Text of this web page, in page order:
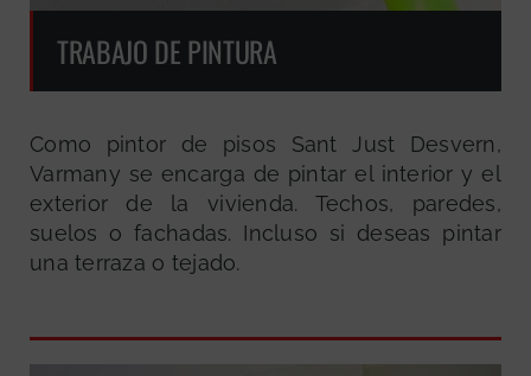
TRABAJO DE PINTURA
Como pintor de pisos Sant Just Desvern,
Varmany se encarga de pintar el interior y el
exterior de la vivienda. Techos, paredes,
suelos o fachadas. Incluso si deseas pintar
una terraza o tejado.